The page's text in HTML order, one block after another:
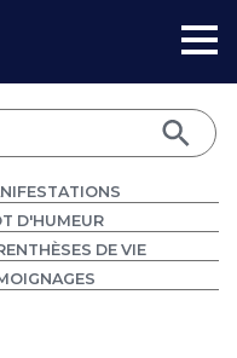
D'HUMEUR
DE VIE